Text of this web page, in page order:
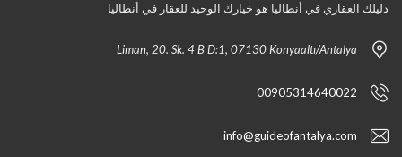
دليلك العقاري في أنطاليا هو خيارك الوحيد للعقار في أنطاليا
Liman, 20. Sk. 4 B D:1, 07130 Konyaaltı/Antalya
00905314640022
info@guideofantalya.com